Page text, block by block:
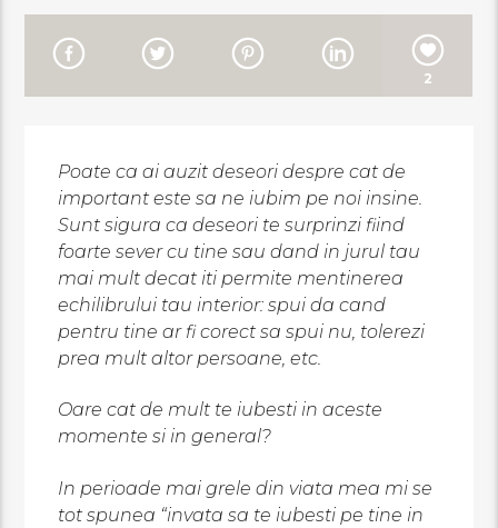
2
Poate ca ai auzit deseori despre cat de
important este sa ne iubim pe noi insine.
Sunt sigura ca deseori te surprinzi fiind
foarte sever cu tine sau dand in jurul tau
mai mult decat iti permite mentinerea
echilibrului tau interior: spui da cand
pentru tine ar fi corect sa spui nu, tolerezi
prea mult altor persoane, etc.
Oare cat de mult te iubesti in aceste
momente si in general?
In perioade mai grele din viata mea mi se
tot spunea “invata sa te iubesti pe tine in